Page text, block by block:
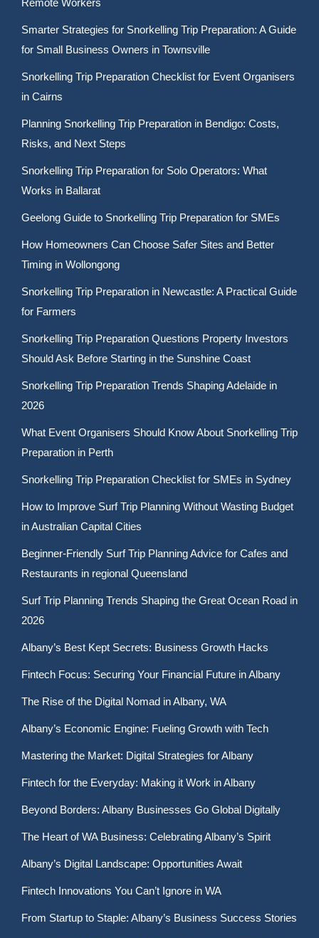
Remote Workers
Smarter Strategies for Snorkelling Trip Preparation: A Guide
for Small Business Owners in Townsville
Snorkelling Trip Preparation Checklist for Event Organisers
in Cairns
Planning Snorkelling Trip Preparation in Bendigo: Costs,
Risks, and Next Steps
Snorkelling Trip Preparation for Solo Operators: What
Works in Ballarat
Geelong Guide to Snorkelling Trip Preparation for SMEs
How Homeowners Can Choose Safer Sites and Better
Timing in Wollongong
Snorkelling Trip Preparation in Newcastle: A Practical Guide
for Farmers
Snorkelling Trip Preparation Questions Property Investors
Should Ask Before Starting in the Sunshine Coast
Snorkelling Trip Preparation Trends Shaping Adelaide in
2026
What Event Organisers Should Know About Snorkelling Trip
Preparation in Perth
Snorkelling Trip Preparation Checklist for SMEs in Sydney
How to Improve Surf Trip Planning Without Wasting Budget
in Australian Capital Cities
Beginner-Friendly Surf Trip Planning Advice for Cafes and
Restaurants in regional Queensland
Surf Trip Planning Trends Shaping the Great Ocean Road in
2026
Albany’s Best Kept Secrets: Business Growth Hacks
Fintech Focus: Securing Your Financial Future in Albany
The Rise of the Digital Nomad in Albany, WA
Albany’s Economic Engine: Fueling Growth with Tech
Mastering the Market: Digital Strategies for Albany
Fintech for the Everyday: Making it Work in Albany
Beyond Borders: Albany Businesses Go Global Digitally
The Heart of WA Business: Celebrating Albany’s Spirit
Albany’s Digital Landscape: Opportunities Await
Fintech Innovations You Can’t Ignore in WA
From Startup to Staple: Albany’s Business Success Stories